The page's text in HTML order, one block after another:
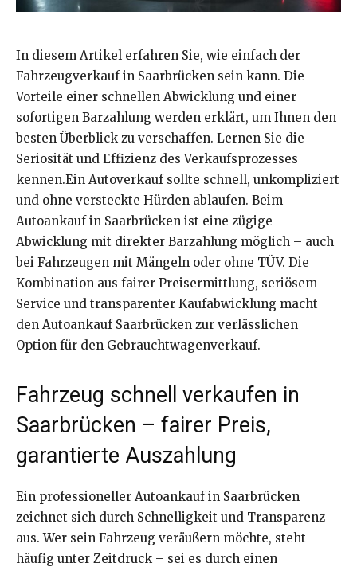
In diesem Artikel erfahren Sie, wie einfach der
Fahrzeugverkauf in Saarbrücken sein kann. Die
Vorteile einer schnellen Abwicklung und einer
sofortigen Barzahlung werden erklärt, um Ihnen den
besten Überblick zu verschaffen. Lernen Sie die
Seriosität und Effizienz des Verkaufsprozesses
kennen.Ein Autoverkauf sollte schnell, unkompliziert
und ohne versteckte Hürden ablaufen. Beim
Autoankauf in Saarbrücken ist eine zügige
Abwicklung mit direkter Barzahlung möglich – auch
bei Fahrzeugen mit Mängeln oder ohne TÜV. Die
Kombination aus fairer Preisermittlung, seriösem
Service und transparenter Kaufabwicklung macht
den Autoankauf Saarbrücken zur verlässlichen
Option für den Gebrauchtwagenverkauf.
Fahrzeug schnell verkaufen in
Saarbrücken – fairer Preis,
garantierte Auszahlung
Ein professioneller Autoankauf in Saarbrücken
zeichnet sich durch Schnelligkeit und Transparenz
aus. Wer sein Fahrzeug veräußern möchte, steht
häufig unter Zeitdruck – sei es durch einen